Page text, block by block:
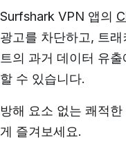
Surfshark VPN 앱의
광고를 차단하고, 트
트의 과거 데이터 유
할 수 있습니다.
방해 요소 없는 쾌적
게 즐겨보세요.